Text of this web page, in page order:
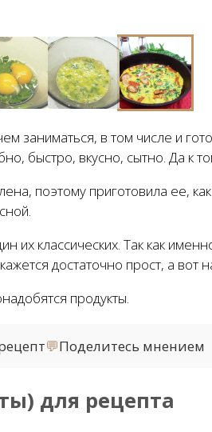
заниматься, в том числе и
быстро, вкусно, сытно. Да
поэтому приготовила ее,
их классических. Так как
достаточно прост, а
продукты.
💬Поделитесь мнением
для рецепта